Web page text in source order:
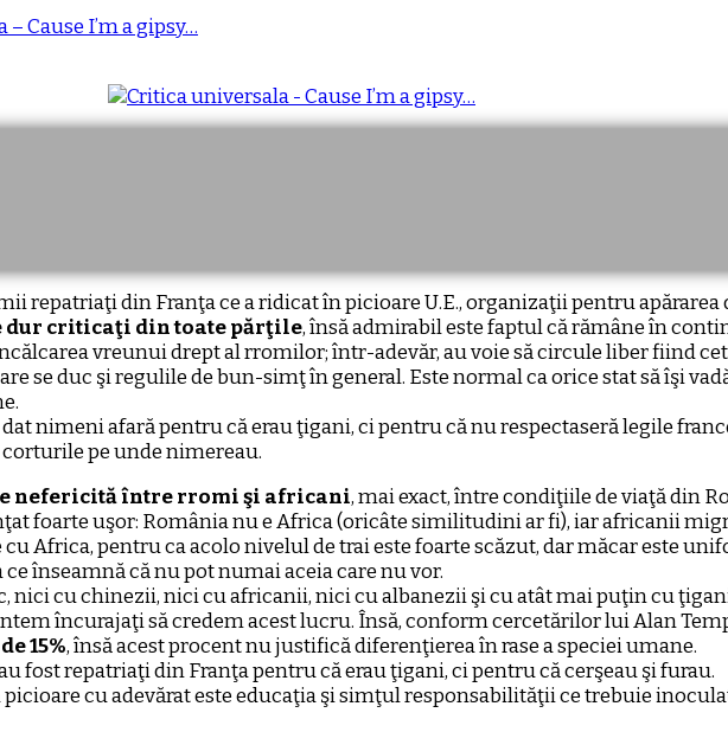
Cause I’m a gipsy…
repatriaţi din Franţa ce a ridicat în picioare U.E., organizaţii pentru
dur criticaţi din toate părţile, însă admirabil este faptul că rămâne în
vreunui drept al rromilor; într-adevăr, au voie să circule liber fiind
se duc şi regulile de bun-simţ în general. Este normal ca orice stat să îşi
nimeni afară pentru că erau ţigani, ci pentru că nu respectaseră legile
pe unde nimereau.
nefericită între rromi şi africani, mai exact, între condiţiile de viaţă din
foarte uşor: România nu e Africa (oricâte similitudini ar fi), iar africanii
Africa, pentru ca acolo nivelul de trai este foarte scăzut, dar măcar este
înseamnă că nu pot numai aceia care nu vor.
nici cu chinezii, nici cu africanii, nici cu albanezii şi cu atât mai puţin cu
încurajaţi să credem acest lucru. Însă, conform cercetărilor lui Alan
15%, însă acest procent nu justifică diferenţierea în rase a speciei umane.
fost repatriaţi din Franţa pentru că erau ţigani, ci pentru că cerşeau şi furau.
picioare cu adevărat este educaţia şi simţul responsabilităţii ce trebuie